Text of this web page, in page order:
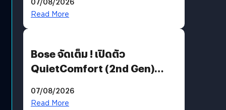
มีภาษาไทยด้วย
Read More
Bose จัดเต็ม ! เปิดตัว
QuietComfort (2nd Gen)
07/08/2026
Read More